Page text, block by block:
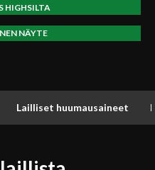
HIGHSILTA
NÄYTE
Lailliset huumausaineet